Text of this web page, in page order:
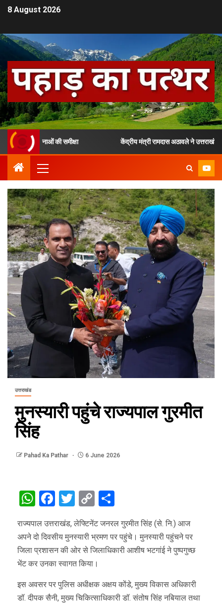
8 August 2026
की समीक्षा केंद्रीय मंत्री रामदास अठावले ने उत्तराखंड में चल रही
उत्तराखंड
मुनस्यारी पहुंचे राज्यपाल गुरमीत
सिंह
Pahad Ka Pathar 6 June 2026
WhatsApp
Facebook
Twitter
Copy
राज्यपाल उत्तराखंड, लेफ्टिनेंट जनरल गुरमीत सिंह (से. नि.) आज
अपने दो दिवसीय मुनस्यारी भ्रमण पर पहुंचे। मुनस्यारी पहुंचने पर
जिला प्रशासन की ओर से जिलाधिकारी आशीष भटगांई ने पुष्पगुच्छ
भेंट कर उनका स्वागत किया।
इस अवसर पर पुलिस अधीक्षक अक्षय कोंडे, मुख्य विकास अधिकारी
डॉ. दीपक सैनी, मुख्य चिकित्साधिकारी डॉ. संतोष सिंह नबियाल तथा